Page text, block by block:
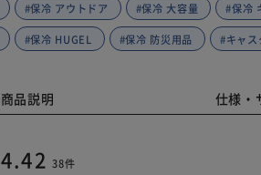
#保冷 アウトドア #保冷 大容量 #保冷
#保冷 HUGEL #保冷 防災用品 #キャ
商品説明 仕様・
4.42 38件